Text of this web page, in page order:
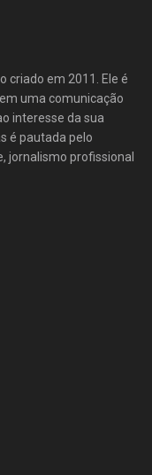
criado em 2011. Ele é
uma comunicação
interesse da sua
é pautada pelo
jornalismo profissional